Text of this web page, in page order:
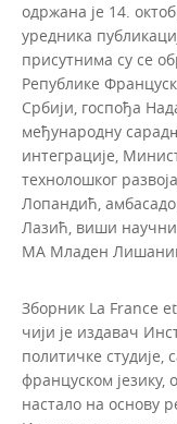
одржана је 14.
уредника
присутнима су се
Републике
Србији, госпођа
међународну
интеграције,
технолошког
Лопандић,
Лазић, виши
МА Младен
Зборник La France
чији је издавач
политичке
француском језику,
настало на основу